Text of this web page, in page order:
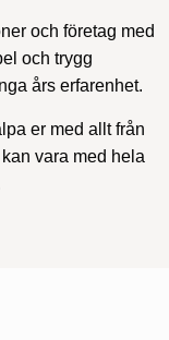
och företag med
och trygg
års erfarenhet.
er med allt från
vara med hela